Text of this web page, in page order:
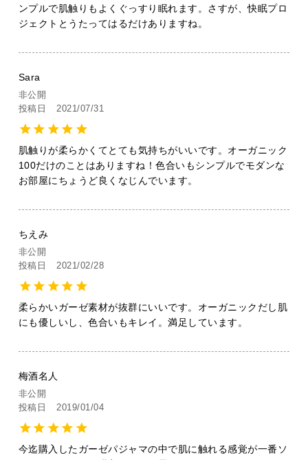
ンプルで肌触りもよくぐっすり眠れます。さすが、快眠プロ
ジェクトとうたってはるだけありますね。
Sara
非公開
投稿日
2021/07/31
肌触りが柔らかくてとても気持ちがいいです。オーガニック
100だけのことはありますね！色合いもシンプルでモダンな
お部屋にちょうど良くなじんでいます。
ちえみ
非公開
投稿日
2021/02/28
柔らかいガーゼ素材が抜群にいいです。オーガニックだし肌
にも優しいし、色合いもキレイ。満足しています。
梅酒名人
非公開
投稿日
2019/01/04
今迄購入したガーゼパジャマの中で肌に触れる感覚が一番ソ